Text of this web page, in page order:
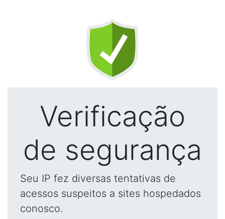
Verificação
de segurança
Seu IP fez diversas tentativas de
acessos suspeitos a sites hospedados
conosco.